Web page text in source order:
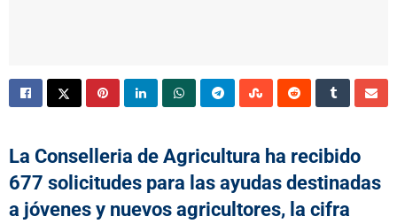
La Conselleria de Agricultura ha recibido
677 solicitudes para las ayudas destinadas
a jóvenes y nuevos agricultores, la cifra